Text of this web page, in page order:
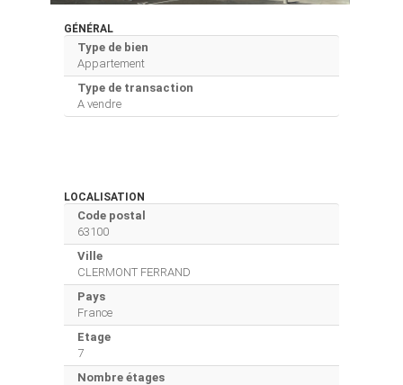
GÉNÉRAL
Type de bien
Appartement
Type de transaction
A vendre
LOCALISATION
Code postal
63100
Ville
CLERMONT FERRAND
Pays
France
Etage
7
Nombre étages